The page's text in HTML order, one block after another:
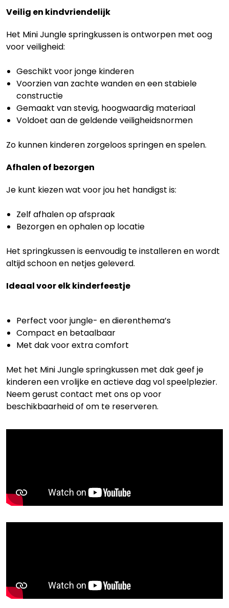
Veilig en kindvriendelijk
Het Mini Jungle springkussen is ontworpen met oog
voor veiligheid:
Geschikt voor jonge kinderen
Voorzien van zachte wanden en een stabiele
constructie
Gemaakt van stevig, hoogwaardig materiaal
Voldoet aan de geldende veiligheidsnormen
Zo kunnen kinderen zorgeloos springen en spelen.
Afhalen of bezorgen
Je kunt kiezen wat voor jou het handigst is:
Zelf afhalen op afspraak
Bezorgen en ophalen op locatie
Het springkussen is eenvoudig te installeren en wordt
altijd schoon en netjes geleverd.
Ideaal voor elk kinderfeestje
Perfect voor jungle- en dierenthema’s
Compact en betaalbaar
Met dak voor extra comfort
Met het Mini Jungle springkussen met dak geef je
kinderen een vrolijke en actieve dag vol speelplezier.
Neem gerust contact met ons op voor
beschikbaarheid of om te reserveren.